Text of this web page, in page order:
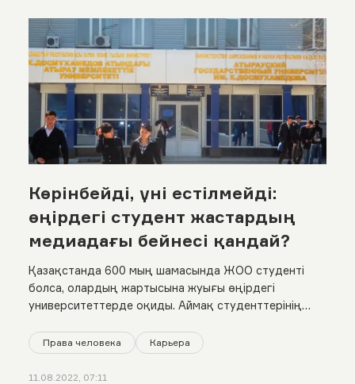
Көрінбейді, үні естілмейді:
өңірдегі студент жастардың
медиадағы бейнесі қандай?
Қазақстанда 600 мың шамасында ЖОО студенті
болса, олардың жартысына жуығы өңірдегі
университеттерде оқиды. Аймақ студенттерінің
естілмейді
Права человека Карьера
11.08.2022, 07:11